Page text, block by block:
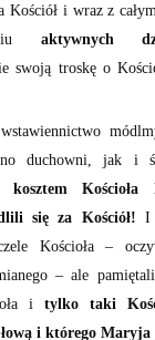
Kościół i wraz z
aktywnych
swoją troskę o
duchowni, jak i
Kościoła
się za Kościół! I
Kościoła –
– ale
i tylko taki
i którego